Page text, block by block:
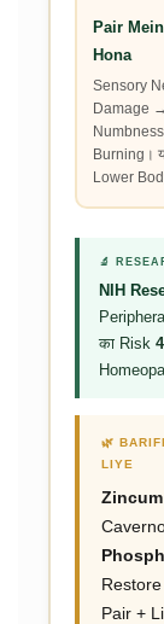
Pair
Hona
Sensory
Damage
Burning।
Lower
🔬
NIH
का Risk
🌿
LIYE
Pair +